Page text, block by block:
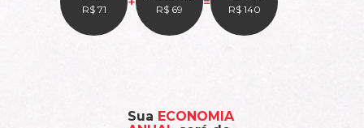
R$ 71
R$ 69
R$ 140
Sua ECONOMIA